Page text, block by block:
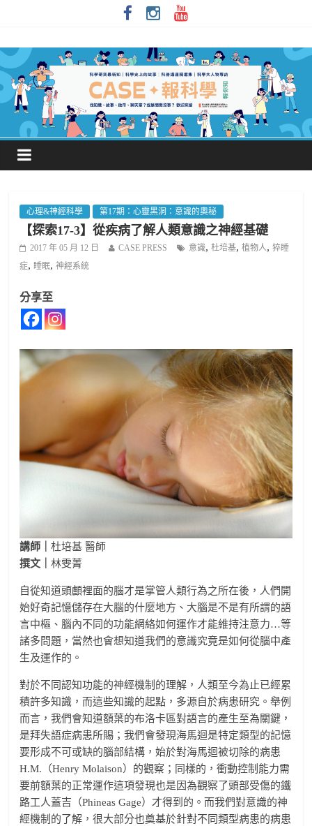
心理&神經科學 第17期：心靈黑洞：意識的奧秘
【探索17-3】從疾病了解人類意識之神經基礎
2017 年 05 月 12 日 CASE PRESS 意識,杜培基,植物人,猝睡
症, 睡眠,神經系統
分享至
講師｜杜培基 醫師
撰文｜林雯菁
自從知道頭顱裡面的腦才是掌管人類行為之所在後，人們開
始好奇記憶儲存在大腦的什麼地方、大腦是不是有所謂的語
言中樞、腦內不同的功能網絡如何運作才能維持注意力…等
諸多問題，當然也會想知道我們的意識究竟是如何從腦中產
生及運作的。
對於不同認知功能的神經機制的理解，人類至今為止已經累
積許多知識，而這些知識的起點，多源自於病患研究。舉例
而言，我們會知道額葉的布洛卡區對語言的產生至為關鍵，
是拜失語症病患所賜；我們會發現海馬迴是特定類型的記憶
要形成不可或缺的腦部結構，始於對海馬迴被切除的病患
H.M.（Henry Molaison）的觀察；同樣的，衝動控制能力需
要前額葉的正常運作這項發現也是因為觀察了頭部受傷的鐵
路工人蓋吉（Phineas Gage）才得到的。而我們對意識的神
經機制的了解，很大部分也奠基於針對不同類型病患的病患